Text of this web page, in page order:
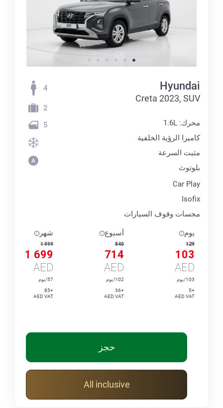
Hyundai
Creta 2023, SUV
محرك: 1.6L
كاميرا الرؤية الخلفية
مثبت السرعة
بلوتوث
Car Play
Isofix
مجسات وقوف السيارات
4
2
5
يوم
129
103
AED
103/يوم
+5
AED VAT
أسبوع
840
714
AED
102/يوم
+36
AED VAT
شهر
1 999
1 699
AED
57/يوم
+85
AED VAT
حجز
All inclusive